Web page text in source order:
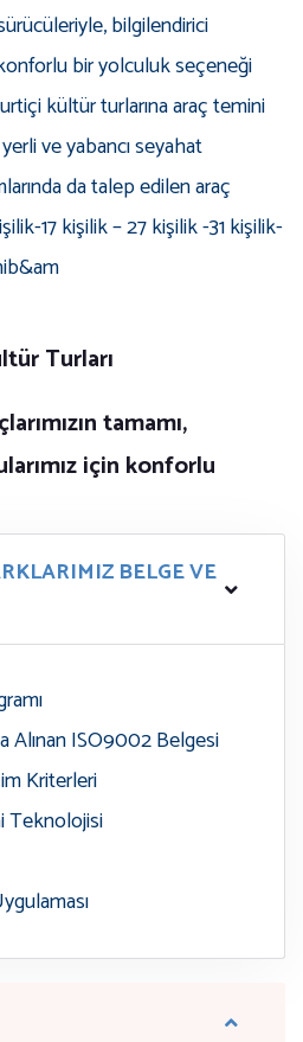
bilgilendirici
bir yolculuk seçeneği
kültür turlarına araç temini
ve yabancı seyahat
da talep edilen araç
17 kişilik – 27 kişilik -31 kişilik-
Turları
tamamı,
için konforlu
BELGE VE
Alınan ISO9002 Belgesi
Kriterleri
Teknolojisi